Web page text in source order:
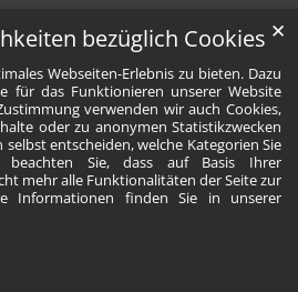
bezüglich Cookies
Webseiten-Erlebnis zu bieten. Dazu
für das Funktionieren unserer Website
verwenden wir auch Cookies,
oder zu anonymen Statistikzwecken
entscheiden, welche Kategorien Sie
beachten Sie, dass auf Basis Ihrer
mehr alle Funktionalitäten der Seite zur
Informationen finden Sie in unserer
✕